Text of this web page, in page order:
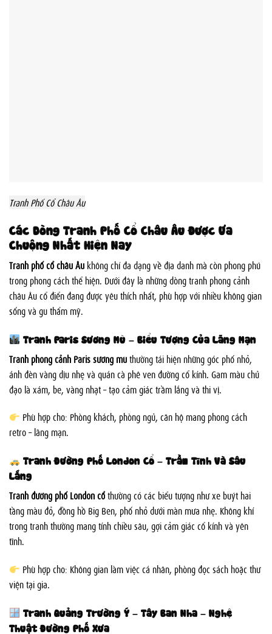
Tranh Phố Cổ Châu Âu
Các Dòng Tranh Phố Cổ Châu Âu Được Ưa
Chuộng Nhất Hiện Nay
Tranh phố cổ châu Âu không chỉ đa dạng về địa danh mà còn phong phú
trong phong cách thể hiện. Dưới đây là những dòng tranh phong cảnh
châu Âu cổ điển đang được yêu thích nhất, phù hợp với nhiều không gian
sống và gu thẩm mỹ.
Tranh Paris Sương Mù – Biểu Tượng Của Lãng Mạn
Tranh phong cảnh Paris sương mùthường tái hiện những góc phố nhỏ,
ánh đèn vàng dịu nhẹ và quán cà phê ven đường cổ kính. Gam màu chủ
đạo là xám, be, vàng nhạt – tạo cảm giác trầm lắng và thi vị.
Phù hợp cho: Phòng khách, phòng ngủ, căn hộ mang phong cách
retro – lãng mạn.
Tranh Đường Phố London Cổ – Trầm Tĩnh Và Sâu
Lắng
Tranh đường phố London cổthường có các biểu tượng như xe buýt hai
tầng màu đỏ, đồng hồ Big Ben, phố nhỏ dưới màn mưa nhẹ. Không khí
trong tranh thường mang tính chiều sâu, gợi cảm giác cổ kính và yên
tĩnh.
Phù hợp cho: Không gian làm việc cá nhân, phòng đọc sách hoặc thư
viện tại gia.
Tranh Quảng Trường Ý – Tây Ban Nha – Nghệ
Thuật Đường Phố Xưa